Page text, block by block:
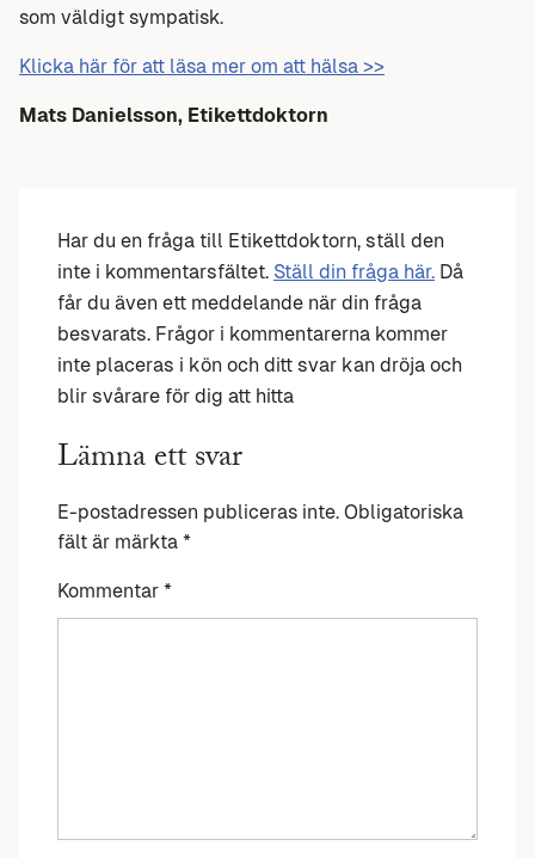
som väldigt sympatisk.
Klicka här för att läsa mer om att hälsa >>
Mats Danielsson, Etikettdoktorn
Har du en fråga till Etikettdoktorn, ställ den
inte i kommentarsfältet. Ställ din fråga här. Då
får du även ett meddelande när din fråga
besvarats. Frågor i kommentarerna kommer
inte placeras i kön och ditt svar kan dröja och
blir svårare för dig att hitta
Lämna ett svar
E-postadressen publiceras inte. Obligatoriska
fält är märkta *
Kommentar *